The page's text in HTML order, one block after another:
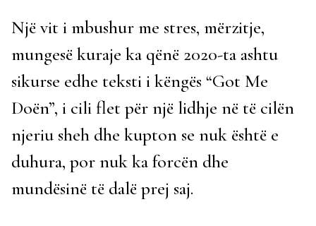
Një vit i mbushur me stres, mërzitje,
mungesë kuraje ka qënë 2020-ta ashtu
sikurse edhe teksti i këngës “Got Me
Doën”, i cili flet për një lidhje në të cilën
njeriu sheh dhe kupton se nuk është e
duhura, por nuk ka forcën dhe
mundësinë të dalë prej saj.